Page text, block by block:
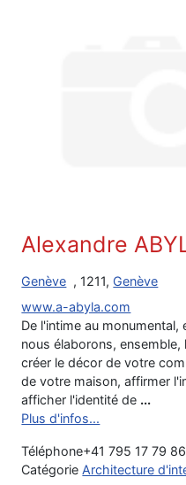
Alexandre
Genève , 1211,Genève
www.a-abyla.com
De l'intime au monumental,
nous élaborons,
créer le décor de votre
de votre maison, affirmer
afficher l'identité de ...
Plus d'infos...
Téléphone+41 795 17 79 86
Catégorie Architecture